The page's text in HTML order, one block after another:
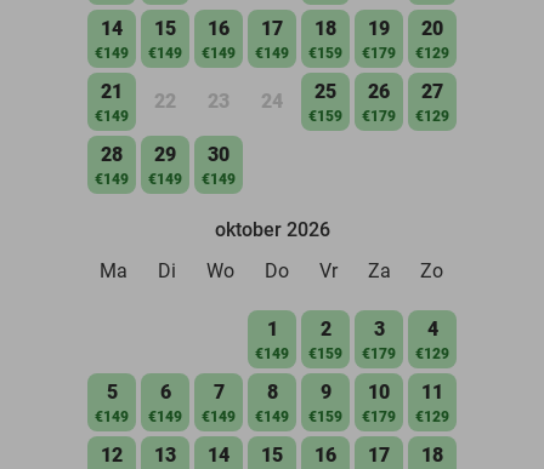
14
€149
15
€149
16
€149
17
€149
18
€159
19
€179
20
€129
21
€149
22 23 24 25
€159
26
€179
27
€129
28
€149
29
€149
30
€149
oktober 2026
Ma
Di Wo Do Vr Za Zo
1
€149
2
€159
3
€179
4
€129
5
€149
6
€149
7
€149
8
€149
9
€159
10
€179
11
€129
12 13 14 15 16 17 18